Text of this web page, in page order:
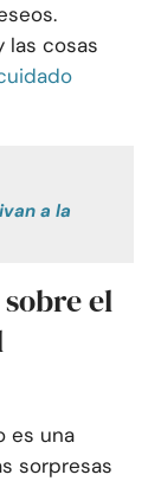
las cosas
a la
el
es una
sorpresas